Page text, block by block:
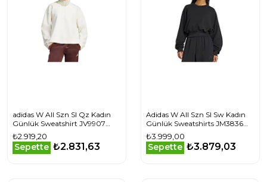
adidas W All Szn Sl Qz Kadın
Günlük Sweatshirt JV9907
Beyaz
₺2.919,20
Sepette ₺2.831,63
Adidas W All Szn Sl Sw Kadın
Günlük Sweatshirts JM3836
Siyah
₺3.999,00
Sepette ₺3.879,03